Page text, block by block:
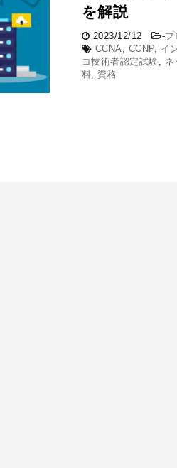
を解説
2023/12/12 -プ
CCNA, CCNP, イ
コ技術者認定試験, ネ
料, 資格